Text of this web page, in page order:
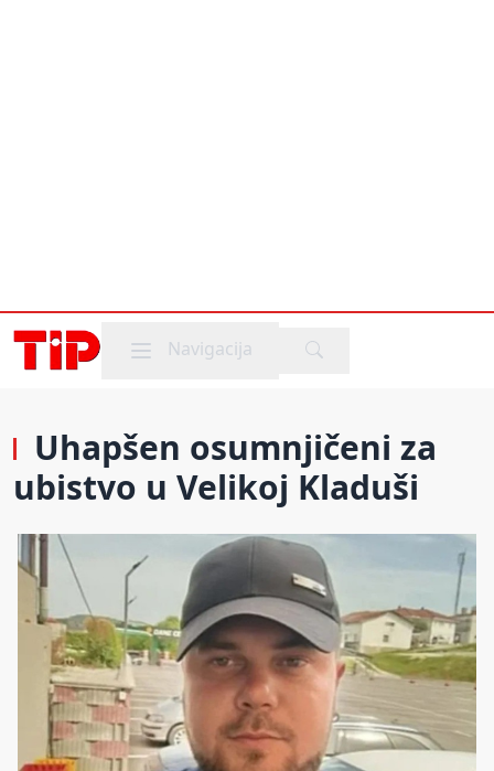
Mobile menu
Navigacija
Uhapšen osumnjičeni za
ubistvo u Velikoj Kladuši